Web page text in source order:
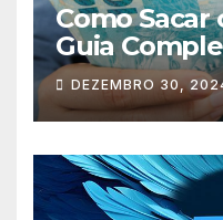
Como Sacar
Guia
DEZEMBRO 30,